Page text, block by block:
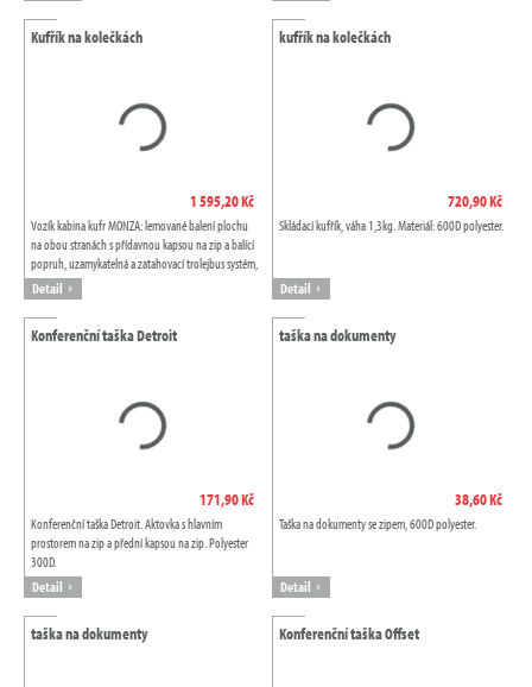
Kufřík na kolečkách
1 595,20 Kč
Vozík kabina kufr MONZA: lemované balení plochu
na obou stranách s přídavnou kapsou na zip a balící
popruh, uzamykatelná a zatahovací trolejbus systém,
držadlo, číselným zámkem, 4...
Detail
kufřík na kolečkách
720,90 Kč
Skládací kufřík, váha 1,3kg. Materiál: 600D polyester.
Detail
Konferenční taška Detroit
171,90 Kč
Konferenční taška Detroit. Aktovka s hlavním
prostorem na zip a přední kapsou na zip. Polyester
300D.
Detail
taška na dokumenty
38,60 Kč
Taška na dokumenty se zipem, 600D polyester.
Detail
taška na dokumenty Konferenční taška Offset